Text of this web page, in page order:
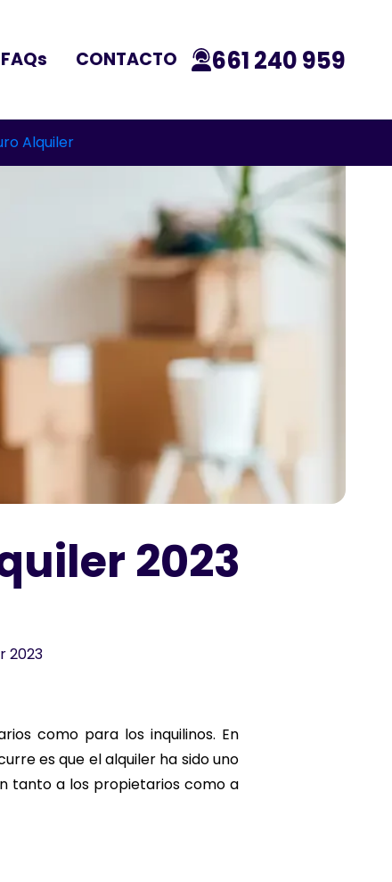
FAQs CONTACTO 661 240 959
Alquiler
2023
2023
como para los inquilinos. En
es que el alquiler ha sido uno
tanto a los propietarios como a